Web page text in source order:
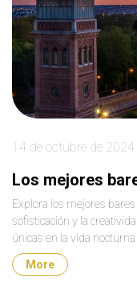
14 de octubre de 2024
Los mejores
Explora los mejores
sofisticación y la
únicas en la vida nocturna
More